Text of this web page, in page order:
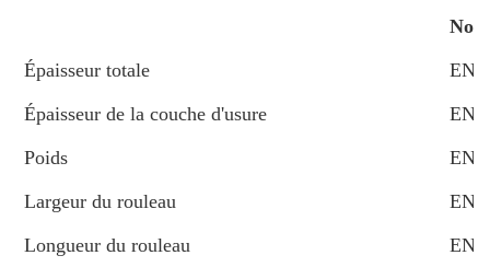
Épaisseur totale
Épaisseur de la couche d'usure
Poids
Largeur du rouleau
Longueur du rouleau